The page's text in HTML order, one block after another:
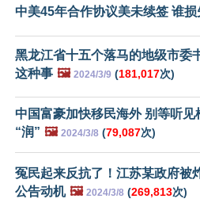
中美45年合作协议美未续签 谁损
黑龙江省十五个落马的地级市委
这种事 🖼️ 2024/3/9 (181,017次)
中国富豪加快移民海外 别等听见
“润” 🖼️ 2024/3/8 (79,087次)
冤民起来反抗了！江苏某政府被
公告动机 🖼️ 2024/3/8 (269,813次)